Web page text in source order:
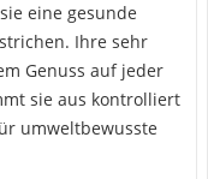
eine gesunde
Ihre sehr
Genuss auf jeder
sie aus kontrolliert
umweltbewusste